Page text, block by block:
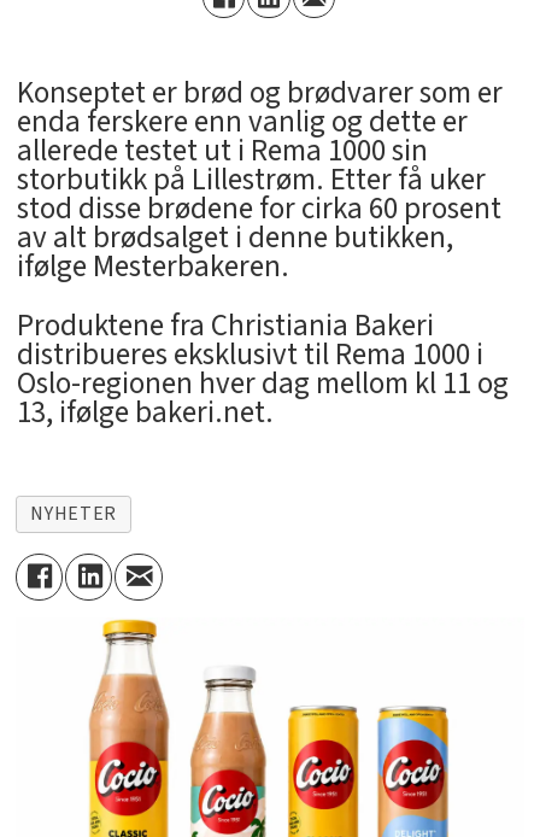
Konseptet er brød og brødvarer som er
enda ferskere enn vanlig og dette er
allerede testet ut i Rema 1000 sin
storbutikk på Lillestrøm. Etter få uker
stod disse brødene for cirka 60 prosent
av alt brødsalget i denne butikken,
ifølge Mesterbakeren.
Produktene fra Christiania Bakeri
distribueres eksklusivt til Rema 1000 i
Oslo-regionen hver dag mellom kl 11 og
13, ifølge bakeri.net.
NYHETER